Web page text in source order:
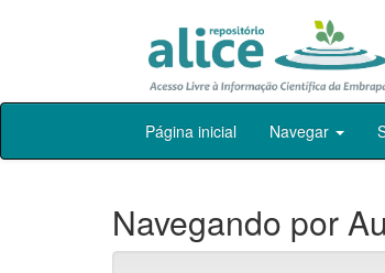
Skip
Página inicial Navegar
Navegando por